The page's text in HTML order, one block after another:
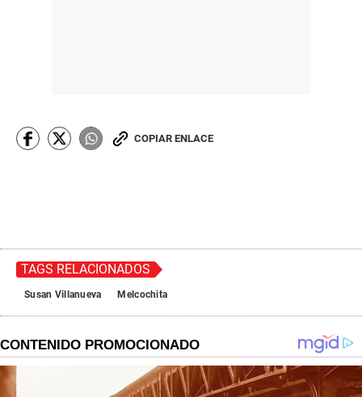
COPIAR ENLACE
TAGS RELACIONADOS
Susan Villanueva Melcochita